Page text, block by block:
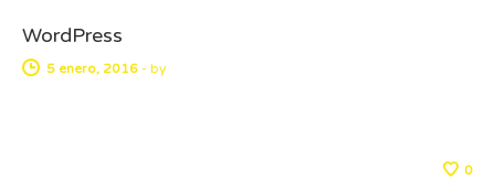
WordPress
5 enero, 2016 - by
0